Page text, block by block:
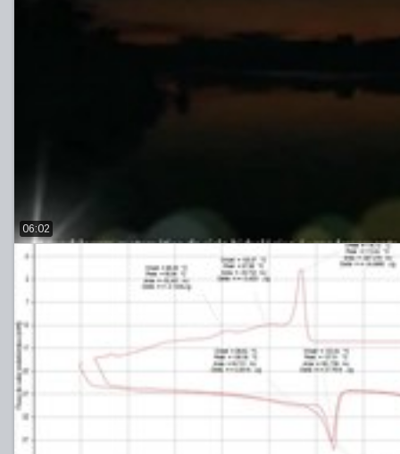
06:02